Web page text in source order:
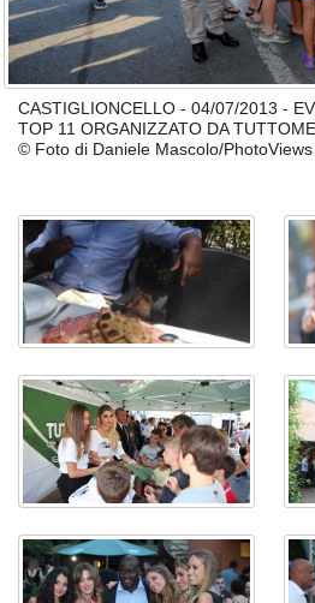
CASTIGLIONCELLO - 04/07/2013 -
TOP 11 ORGANIZZATO DA
© Foto di Daniele Mascolo/PhotoViews